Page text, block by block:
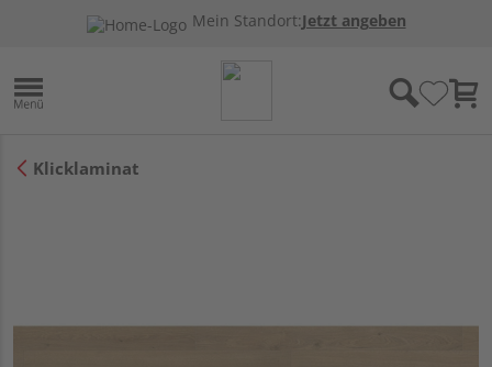
Mein Standort:Jetzt angeben
Klicklaminat